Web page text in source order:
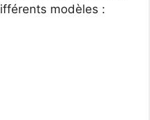
modèles :